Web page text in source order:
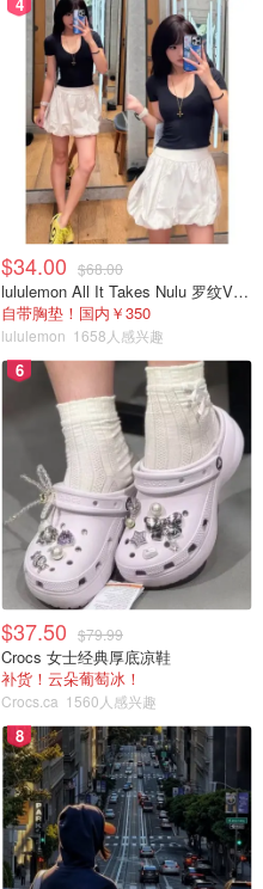
$34.00 $68.00
lululemon All It Takes Nulu 罗纹V领短袖T恤
自带胸垫！国内￥350
lululemon 1658人感兴趣
6
$37.50 $79.99
Crocs 女士经典厚底凉鞋
补货！云朵葡萄冰！
Crocs.ca 1560人感兴趣
8